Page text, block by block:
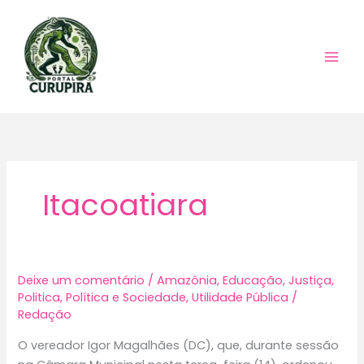
conteúdo
Itacoatiara
Deixe um comentário /Amazônia,Educação,Justiça,
Politica,Política e Sociedade,Utilidade Pública /
Redação
O vereador Igor Magalhães (DC), que, durante sessão